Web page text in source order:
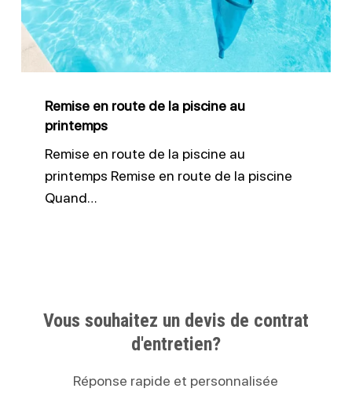
la
piscine
Remise en route de la piscine au
printemps
Remise en route de la piscine au
printemps Remise en route de la piscine
Quand…
Vous souhaitez un devis de contrat
d'entretien?
Réponse rapide et personnalisée